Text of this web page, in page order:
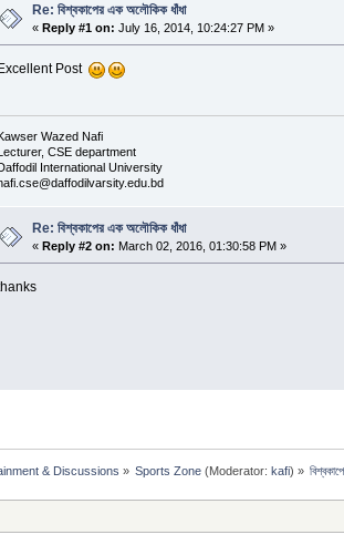
Re: বিশ্বকাপের এক অলৌকিক ধাঁধা
«Reply #1 on: July 16, 2014, 10:24:27 PM »
Post
Wazed Nafi
CSE department
International University
Re: বিশ্বকাপের এক অলৌকিক ধাঁধা
«Reply #2 on: March 02, 2016, 01:30:58 PM »
& Discussions » Sports Zone (Moderator:kafi) »